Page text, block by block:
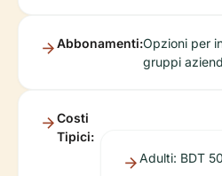
Abbonamenti:Opzioni per
gruppi
Costi
Tipici:
Adulti: BDT